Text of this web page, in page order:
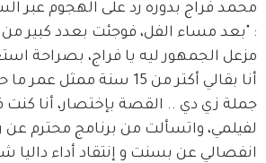
محمد فراج بدوره رد على الهجوم عبر
: "بعد مساء الفل، فوجئت بعدد كبير من
مزعل الجمهور ليه يا فراج، بصراحة
أنا بقالي أكتر من 15 سنة
جملة زي دي .. القصة بإختصار، أنا
لفيلمي، واتسألت من برنامج محترم
انفصالي عن بسنت و إنتقاد أداء داليا